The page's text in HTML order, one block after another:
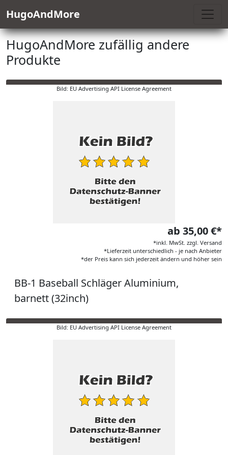
HugoAndMore
HugoAndMore zufällig andere
Produkte
Bild: EU Advertising API License Agreement
ab 35,00 €*
*inkl. MwSt. zzgl. Versand
*Lieferzeit unterschiedlich - je nach Anbieter
*der Preis kann sich jederzeit ändern und höher sein
BB-1 Baseball Schläger Aluminium,
barnett (32inch)
Bild: EU Advertising API License Agreement